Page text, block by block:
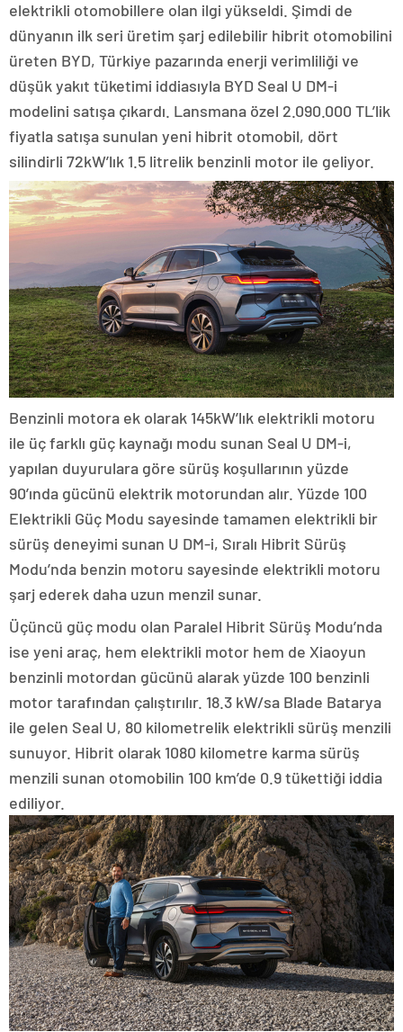
elektrikli otomobillere olan ilgi yükseldi. Şimdi de
dünyanın ilk seri üretim şarj edilebilir hibrit otomobilini
üreten BYD, Türkiye pazarında enerji verimliliği ve
düşük yakıt tüketimi iddiasıyla BYD Seal U DM-i
modelini satışa çıkardı. Lansmana özel 2.090.000 TL’lik
fiyatla satışa sunulan yeni hibrit otomobil, dört
silindirli 72kW’lık 1.5 litrelik benzinli motor ile geliyor.
Benzinli motora ek olarak 145kW’lık elektrikli motoru
ile üç farklı güç kaynağı modu sunan Seal U DM-i,
yapılan duyurulara göre sürüş koşullarının yüzde
90’ında gücünü elektrik motorundan alır. Yüzde 100
Elektrikli Güç Modu sayesinde tamamen elektrikli bir
sürüş deneyimi sunan U DM-i, Sıralı Hibrit Sürüş
Modu’nda benzin motoru sayesinde elektrikli motoru
şarj ederek daha uzun menzil sunar.
Üçüncü güç modu olan Paralel Hibrit Sürüş Modu’nda
ise yeni araç, hem elektrikli motor hem de Xiaoyun
benzinli motordan gücünü alarak yüzde 100 benzinli
motor tarafından çalıştırılır. 18.3 kW/sa Blade Batarya
ile gelen Seal U, 80 kilometrelik elektrikli sürüş menzili
sunuyor. Hibrit olarak 1080 kilometre karma sürüş
menzili sunan otomobilin 100 km’de 0.9 tükettiği iddia
ediliyor.